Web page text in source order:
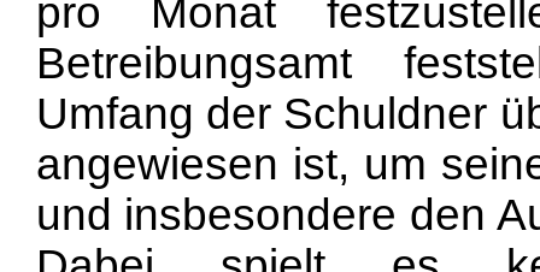
pro Monat
Betreibungsamt
Umfang der Schuldner
angewiesen ist, um
und insbesondere den